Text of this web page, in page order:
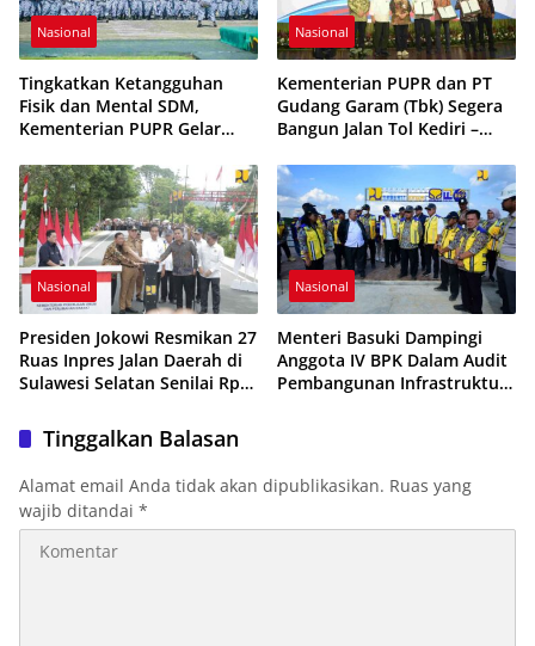
Nasional
Tingkatkan Ketangguhan
Fisik dan Mental SDM,
Kementerian PUPR Gelar
Kasatker, PPK, dan Pokja PBJ
Angkatan III Tahun 2024
Nasional
Kementerian PUPR dan PT
Gudang Garam (Tbk) Segera
Bangun Jalan Tol Kediri –
44,17 km di Jawa Timur
Nasional
Presiden Jokowi Resmikan 27
Ruas Inpres Jalan Daerah di
Sulawesi Selatan Senilai Rp
Nasional
Menteri Basuki Dampingi
Anggota IV BPK Dalam Audit
Pembangunan Infrastruktur
Tinggalkan Balasan
Alamat email Anda tidak akan dipublikasikan. Ruas yang
wajib ditandai *